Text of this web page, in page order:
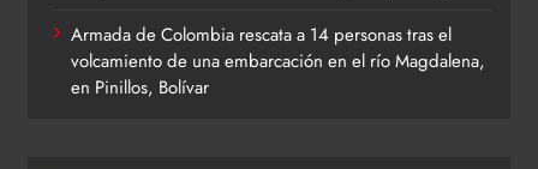
Armada de Colombia rescata a 14 personas tras el
volcamiento de una embarcación en el río Magdalena,
en Pinillos, Bolívar